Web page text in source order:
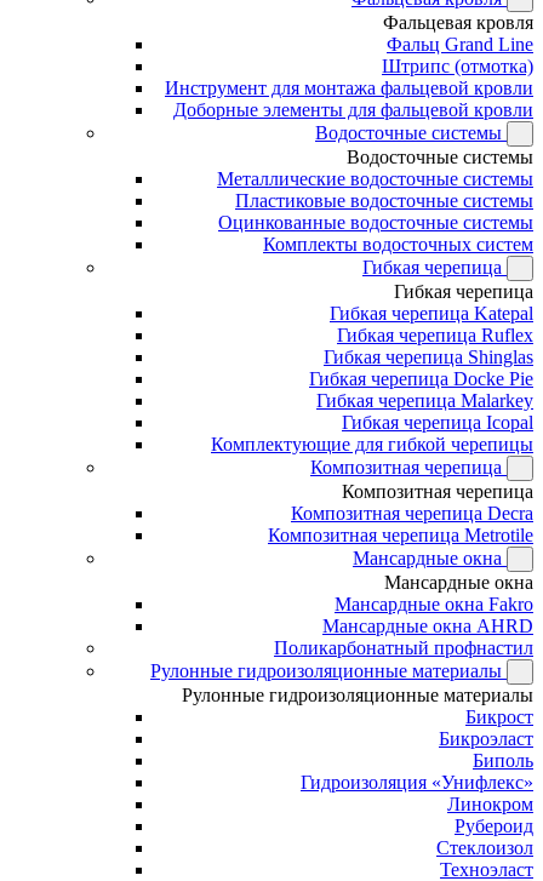
Фальцевая кровля
Фальц Grand Line
Штрипс (отмотка)
Инструмент для монтажа фальцевой кровли
Доборные элементы для фальцевой кровли
Водосточные системы
Водосточные системы
Металлические водосточные системы
Пластиковые водосточные системы
Оцинкованные водосточные системы
Комплекты водосточных систем
Гибкая черепица
Гибкая черепица
Гибкая черепица Katepal
Гибкая черепица Ruflex
Гибкая черепица Shinglas
Гибкая черепица Docke Pie
Гибкая черепица Malarkey
Гибкая черепица Icopal
Комплектующие для гибкой черепицы
Композитная черепица
Композитная черепица
Композитная черепица Decra
Композитная черепица Metrotile
Мансардные окна
Мансардные окна
Мансардные окна Fakro
Мансардные окна AHRD
Поликарбонатный профнастил
Рулонные гидроизоляционные материалы
Рулонные гидроизоляционные материалы
Бикрост
Бикроэласт
Биполь
Гидроизоляция «Унифлекс»
Линокром
Рубероид
Стеклоизол
Техноэласт